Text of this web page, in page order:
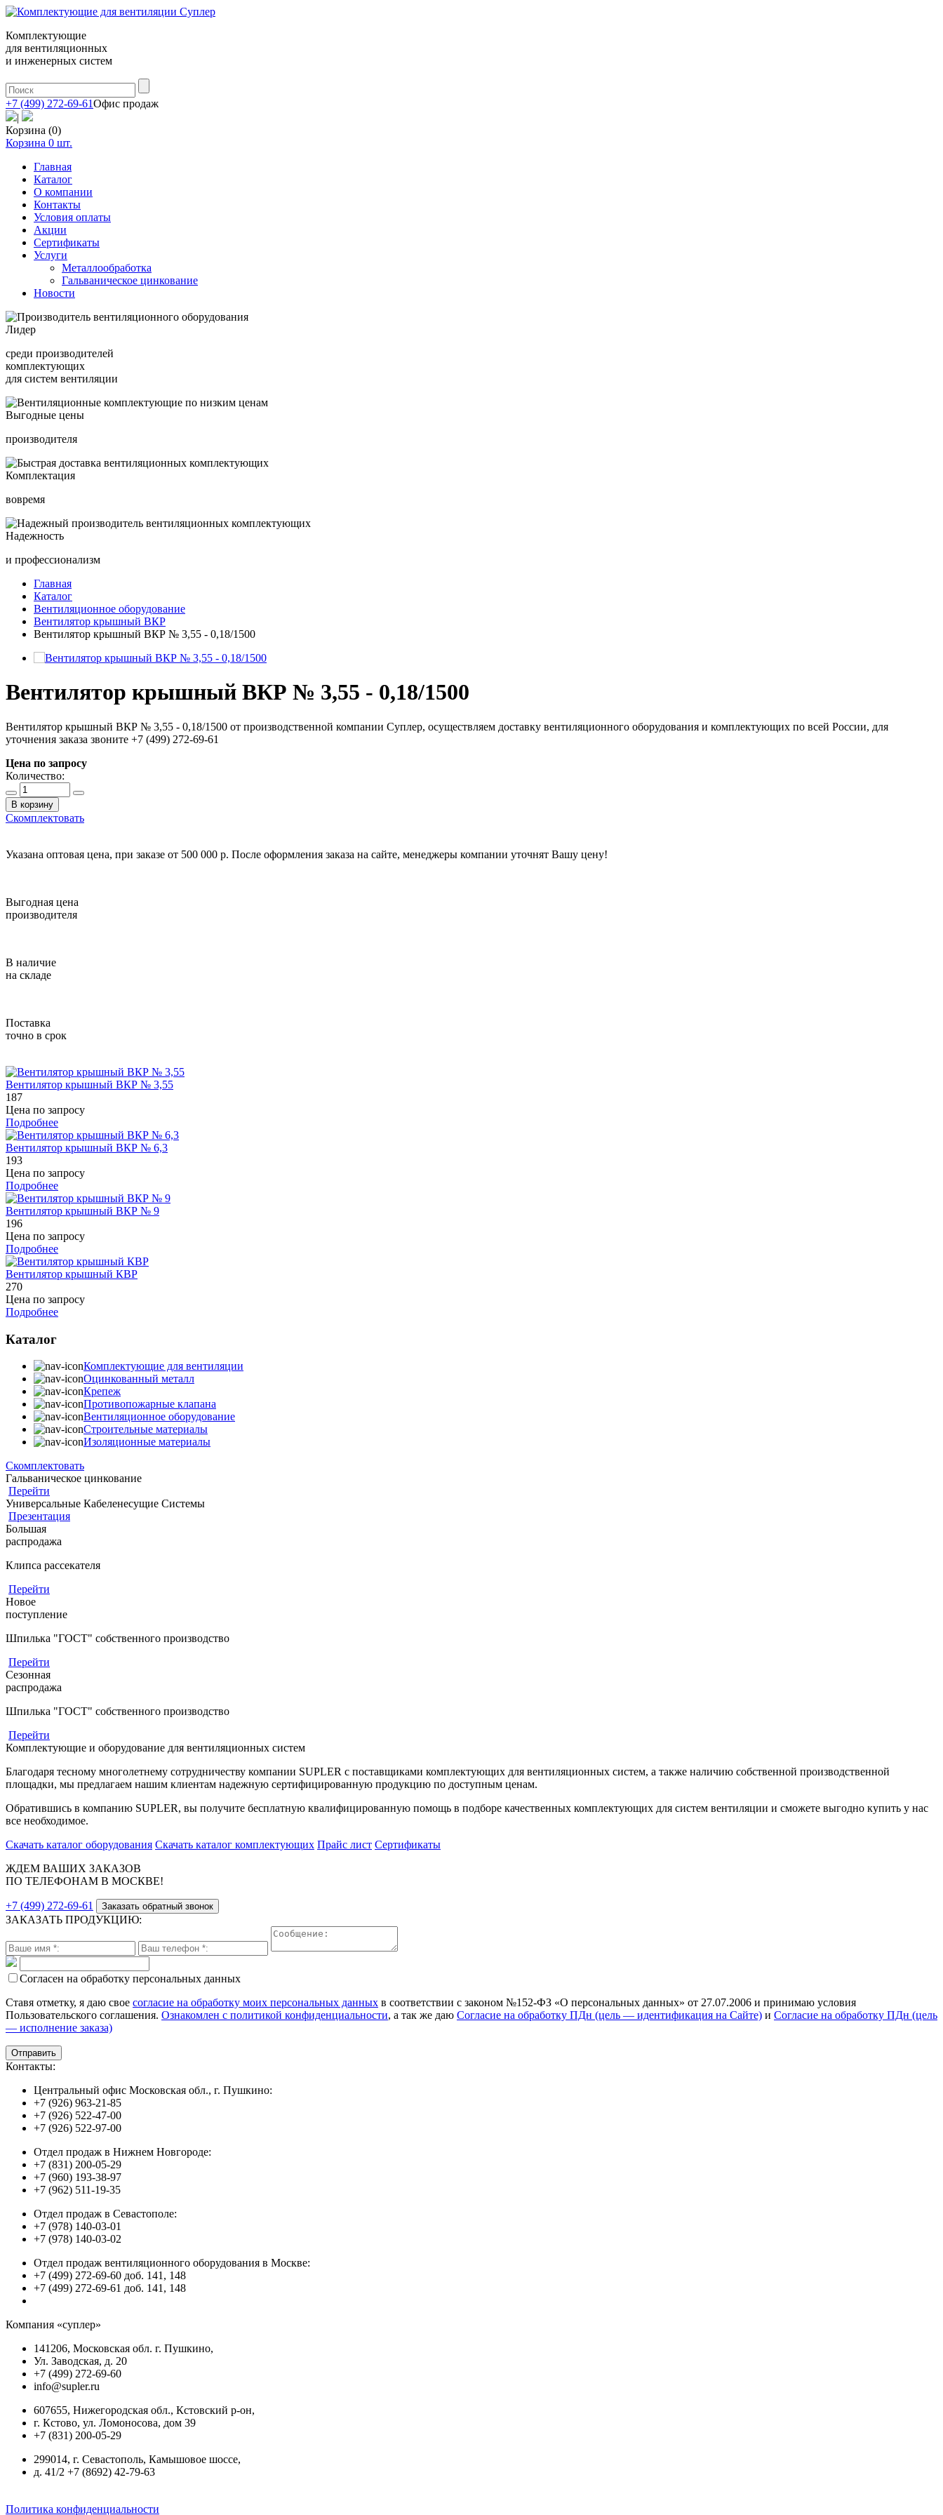
Комплектующие
для вентиляционных
и инженерных систем
+7 (499) 272-69-61Офис продаж
|
Корзина (0)
Корзина 0 шт.
Главная
Каталог
О компании
Контакты
Условия оплаты
Акции
Сертификаты
Услуги
Металлообработка
Гальваническое цинкование
Новости
Лидер
среди производителей
комплектующих
для систем вентиляции
Выгодные цены
производителя
Комплектация
вовремя
Надежность
и профессионализм
Главная
Каталог
Вентиляционное оборудование
Вентилятор крышный ВКР
Вентилятор крышный BКР № 3,55 - 0,18/1500
Вентилятор крышный BКР № 3,55 - 0,18/1500
Вентилятор крышный BКР № 3,55 - 0,18/1500 от производственной компании Суплер, осуществляем доставку вентиляционного оборудования и комплектующих по всей России, для
уточнения заказа звоните +7 (499) 272-69-61
Цена по запросу
Количество:
В корзину
Скомплектовать
Указана оптовая цена, при заказе от 500 000 р. После оформления заказа на сайте, менеджеры компании уточнят Вашу цену!
Выгодная цена
производителя
В наличие
на складе
Поставка
точно в срок
Вентилятор крышный BКР № 3,55
187
Цена по запросу
Подробнее
Вентилятор крышный BКР № 6,3
193
Цена по запросу
Подробнее
Вентилятор крышный BКР № 9
196
Цена по запросу
Подробнее
Вентилятор крышный КВР
270
Цена по запросу
Подробнее
Каталог
Комплектующие для вентиляции
Оцинкованный металл
Крепеж
Противопожарные клапана
Вентиляционное оборудование
Строительные материалы
Изоляционные материалы
Скомплектовать
Гальваническое цинкование
Перейти
Универсальные Кабеленесущие Системы
Презентация
Большая
распродажа
Клипса рассекателя
Перейти
Новое
поступление
Шпилька "ГОСТ" собственного производство
Перейти
Сезонная
распродажа
Шпилька "ГОСТ" собственного производство
Перейти
Комплектующие и оборудование для вентиляционных систем
Благодаря тесному многолетнему сотрудничеству компании SUPLER с поставщиками комплектующих для вентиляционных систем, а также наличию собственной производственной
площадки, мы предлагаем нашим клиентам надежную сертифицированную продукцию по доступным ценам.
Обратившись в компанию SUPLER, вы получите бесплатную квалифицированную помощь в подборе качественных комплектующих для систем вентиляции и сможете выгодно купить у нас
все необходимое.
Скачать каталог оборудования Скачать каталог комплектующих Прайс лист Сертификаты
ЖДЕМ ВАШИХ ЗАКАЗОВ
ПО ТЕЛЕФОНАМ В МОСКВЕ!
+7 (499) 272-69-61 Заказать обратный звонок
ЗАКАЗАТЬ ПРОДУКЦИЮ:
Согласен на обработку персональных данных
Ставя отметку, я даю свое согласие на обработку моих персональных данных в соответствии с законом №152-ФЗ «О персональных данных» от 27.07.2006 и принимаю условия
Пользовательского соглашения. Ознакомлен с политикой конфиденциальности, а так же даю Согласие на обработку ПДн (цель — идентификация на Сайте) и Согласие на обработку ПДн (цель
— исполнение заказа)
Контакты:
Центральный офис Московская обл., г. Пушкино:
+7 (926) 963-21-85
+7 (926) 522-47-00
+7 (926) 522-97-00
Отдел продаж в Нижнем Новгороде:
+7 (831) 200-05-29
+7 (960) 193-38-97
+7 (962) 511-19-35
Отдел продаж в Севастополе:
+7 (978) 140-03-01
+7 (978) 140-03-02
Отдел продаж вентиляционного оборудования в Москве:
+7 (499) 272-69-60 доб. 141, 148
+7 (499) 272-69-61 доб. 141, 148
Компания «суплер»
141206, Московская обл. г. Пушкино,
Ул. Заводская, д. 20
+7 (499) 272-69-60
info@supler.ru
607655, Нижегородская обл., Кстовский р-он,
г. Кстово, ул. Ломоносова, дом 39
+7 (831) 200-05-29
299014, г. Севастополь, Камышовое шоссе,
д. 41/2 +7 (8692) 42-79-63
Политика конфиденциальности